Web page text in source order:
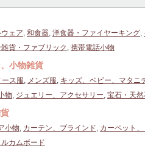
ェア, 和食器, 洋食器・ファイヤーキング,
雑貨・ファブリック , 携帯電話小物
小物雑貨
ース服, メンズ服, キッズ、ベビー、マタニ
物, ジュエリー、アクセサリー, 宝石・天
小物, カーテン、ブラインド, カーペット
ルカムボード